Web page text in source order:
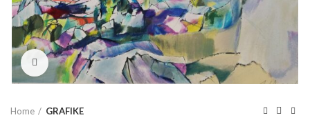
Click to enlarge
Home GRAFIKE